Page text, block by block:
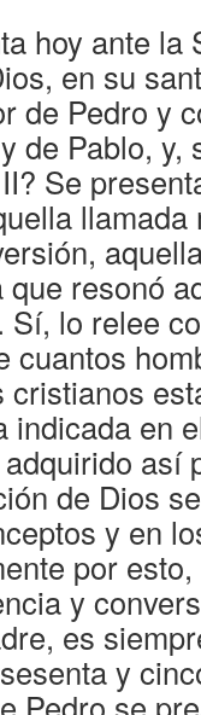
hoy ante la
en su
de Pedro y
de Pablo, y,
Se
llamada
resonó
lo relee
cuantos
indicada en
así
de Dios
y en
por
y
es
y